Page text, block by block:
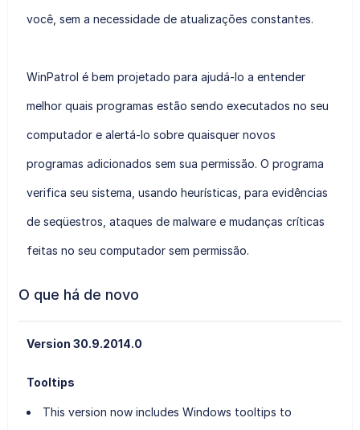
você, sem a necessidade de atualizações constantes.
WinPatrol é bem projetado para ajudá-lo a entender
melhor quais programas estão sendo executados no seu
computador e alertá-lo sobre quaisquer novos
programas adicionados sem sua permissão. O programa
verifica seu sistema, usando heurísticas, para evidências
de seqüestros, ataques de malware e mudanças críticas
feitas no seu computador sem permissão.
O que há de novo
Version 30.9.2014.0
Tooltips
This version now includes Windows tooltips to